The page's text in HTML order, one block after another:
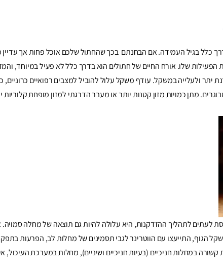
בגיל העמידה. אם הבחנתם בכך שהחתול שלכם אוכל פחות אך עדיין
שלו. אורח החיים של חתולים הוא בדרך כלל לא פעיל במיוחד,
יתר ולעלייה במשקל. עודף משקל עלול להוביל למצבים רפואיים כרוניים,
מתן כמויות מזון קטנות יותר או מעבר הדרגתי למזון מופחת
לעתים לתהליך ההזדקנות, היא עלולה להיות גם תוצאה של מחלה
הגוף, התייעצו עם הווטרינר לגבי תסמינים של מחלות לב, הפרעות
קשורה במחלות חניכיים (בעיות חניכיים ושיניים), מחלות במערכת העיכול,